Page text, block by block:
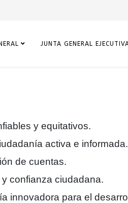
JUNTA GENERAL
y equitativos.
activa e informada.
de cuentas.
confianza ciudadana.
innovadora para el